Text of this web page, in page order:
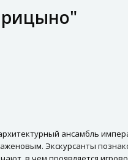
ансамбль
Экскурсанты